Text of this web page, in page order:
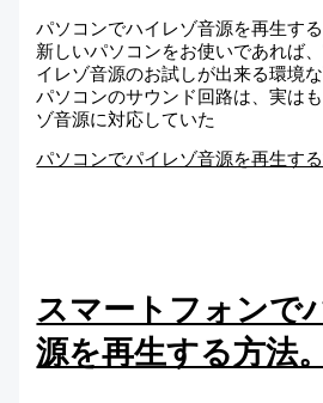
パソコンでハイレゾ音源を再生す
新しいパソコンをお使いであれば
イレゾ音源のお試しが出来る環境
パソコンのサウンド回路は、実は
ゾ音源に対応していた
パソコンでパイレゾ音源を再生する
スマートフォンで
源を再生する方法。